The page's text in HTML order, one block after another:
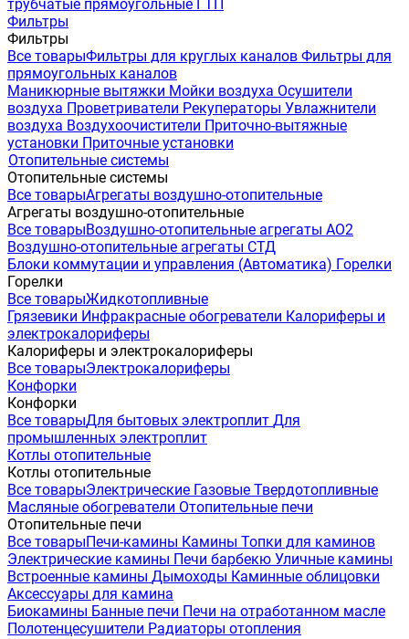
трубчатые прямоугольные ГТП
Фильтры
Фильтры
Все товарыФильтры для круглых каналов Фильтры для
прямоугольных каналов
Маникюрные вытяжки Мойки воздуха Осушители
воздуха Проветриватели Рекуператоры Увлажнители
воздуха Воздухоочистители Приточно-вытяжные
установки Приточные установки
Отопительные системы
Отопительные системы
Все товарыАгрегаты воздушно-отопительные
Агрегаты воздушно-отопительные
Все товарыВоздушно-отопительные агрегаты АО2
Воздушно-отопительные агрегаты СТД
Блоки коммутации и управления (Автоматика) Горелки
Горелки
Все товарыЖидкотопливные
Грязевики Инфракрасные обогреватели Калориферы и
электрокалориферы
Калориферы и электрокалориферы
Все товарыЭлектрокалориферы
Конфорки
Конфорки
Все товарыДля бытовых электроплит Для
промышленных электроплит
Котлы отопительные
Котлы отопительные
Все товарыЭлектрические Газовые Твердотопливные
Масляные обогреватели Отопительные печи
Отопительные печи
Все товарыПечи-камины Камины Топки для каминов
Электрические камины Печи барбекю Уличные камины
Встроенные камины Дымоходы Каминные облицовки
Аксессуары для камина
Биокамины Банные печи Печи на отработанном масле
Полотенцесушители Радиаторы отопления